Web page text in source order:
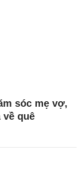
sóc mẹ vợ,
quê